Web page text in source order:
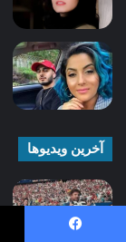
آخرین ویدیوها